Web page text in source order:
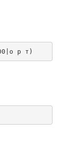
р т)